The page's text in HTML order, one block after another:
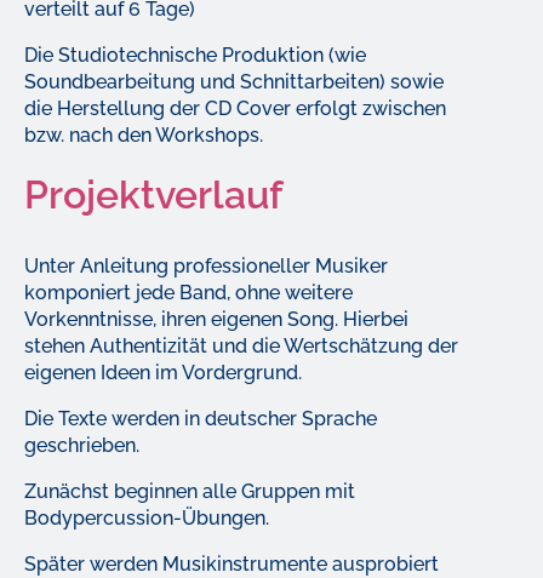
verteilt auf 6 Tage)
Die Studiotechnische Produktion (wie
Soundbearbeitung und Schnittarbeiten) sowie
die Herstellung der CD Cover erfolgt zwischen
bzw. nach den Workshops.
Projektverlauf
Unter Anleitung professioneller Musiker
komponiert jede Band, ohne weitere
Vorkenntnisse, ihren eigenen Song. Hierbei
stehen Authentizität und die Wertschätzung der
eigenen Ideen im Vordergrund.
Die Texte werden in deutscher Sprache
geschrieben.
Zunächst beginnen alle Gruppen mit
Bodypercussion-Übungen.
Später werden Musikinstrumente ausprobiert